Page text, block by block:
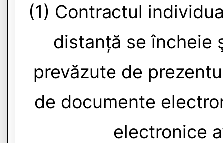
(1) Contractul
distanță se încheie
prevăzute de
de documente
electronice